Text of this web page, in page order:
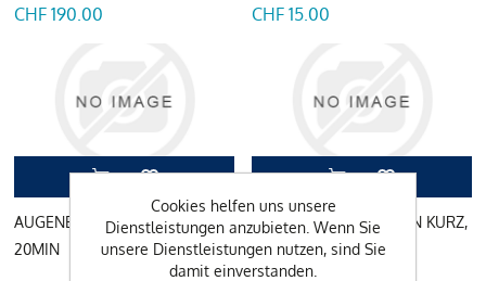
CHF 190.00 CHF 15.00
AUGENBRAUEN FÄRBEN,
20MIN
AUGENBRAUEN ZUPFEN KURZ,
15MIN
Cookies helfen uns unsere
Dienstleistungen anzubieten. Wenn Sie
unsere Dienstleistungen nutzen, sind Sie
damit einverstanden.